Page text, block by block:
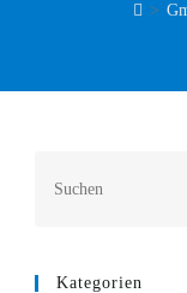
>
Kategorien